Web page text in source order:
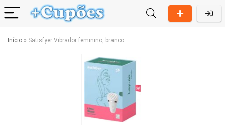
Início » Satisfyer Vibrador feminino, branco